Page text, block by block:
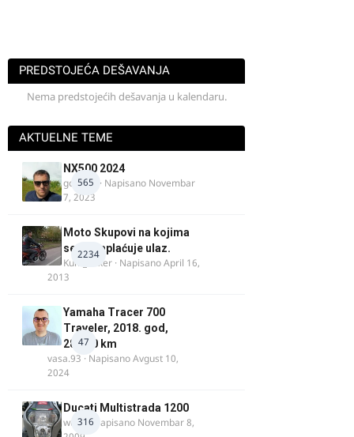
PREDSTOJEĆA DEŠAVANJA
Nema predstojećih dešavanja u kalendaru.
AKTUELNE TEME
565
NX500 2024
godovic · Napisano Novembar
7, 2023
2234
Moto Skupovi na kojima
se ne naplaćuje ulaz.
Kum_Mixer · NapisanoApril 16,
2013
47
Yamaha Tracer 700
Traveler, 2018. god,
28.100 km
vasa.93 · NapisanoAvgust 10,
2024
316
Ducati Multistrada 1200
wulfy· Napisano Novembar 8,